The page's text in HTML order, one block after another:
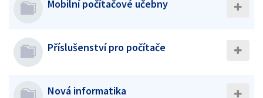
Mobilní počítačové učebny
Příslušenství pro počítače
Nová informatika